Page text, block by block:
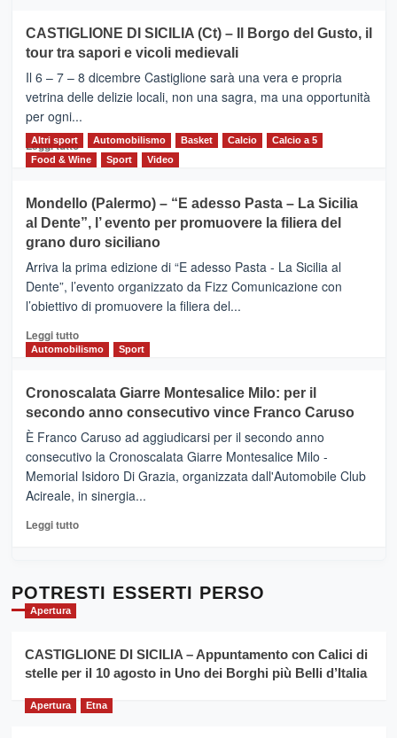
MOIO
ALCANTARA
–
Vivicittà,
alla
scoperta
del
territorio,
e
messaggi
di
CASTIGLIONE DI SICILIA (Ct) – Il Borgo del Gusto, il
tour tra sapori e vicoli medievali
Il 6 – 7 – 8 dicembre Castiglione sarà una vera e propria
vetrina delle delizie locali, non una sagra, ma una opportunità
per ogni...
Leggi tuttoLeggi
di
CASTIGLIONE
DI
SICILIA
(Ct)
–
Il
Borgo
Gusto,
il
tra
sapori
vicoli
medievali
Altri sport Automobilismo Basket Calcio
Calcio a 5
Food & Wine
Sport Video
Mondello (Palermo) – “E adesso Pasta – La Sicilia
al Dente”, l’ evento per promuovere la filiera del
grano duro siciliano
Arriva la prima edizione di “E adesso Pasta - La Sicilia al
Dente”, l’evento organizzato da Fizz Comunicazione con
l’obiettivo di promuovere la filiera del...
Leggi tuttoLeggi
di
Mondello
(Palermo)
–
“E
adesso
Pasta
–
Sicilia
l’
evento
la
filiera
grano
Automobilismo Sport
Cronoscalata Giarre Montesalice Milo: per il
secondo anno consecutivo vince Franco Caruso
È Franco Caruso ad aggiudicarsi per il secondo anno
consecutivo la Cronoscalata Giarre Montesalice Milo -
Memorial Isidoro Di Grazia, organizzata dall'Automobile Club
Acireale, in sinergia...
Leggi tuttoLeggi
Cronoscalata
per
il
anno
POTRESTI ESSERTI PERSO
Apertura
CASTIGLIONE DI SICILIA – Appuntamento con Calici di
stelle per il 10 agosto in Uno dei Borghi più Belli d’Italia
Apertura Etna